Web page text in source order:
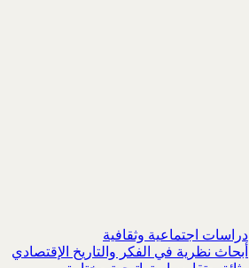
دراسات اجتماعية وثقافية
أبحاث نظرية في الفكر والتاريخ الإقتصادي